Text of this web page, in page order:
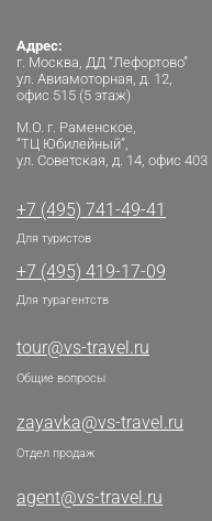
Адрес:
г. Москва, ДД “Лефортово”
ул. Авиамоторная, д. 12,
офис 515 (5 этаж)
М.О. г. Раменское,
“ТЦ Юбилейный”,
ул. Советская, д. 14, офис 403
+7 (495) 741-49-41
Для туристов
+7 (495) 419-17-09
Для турагентств
tour@vs-travel.ru
Общие вопросы
zayavka@vs-travel.ru
Отдел продаж
agent@vs-travel.ru